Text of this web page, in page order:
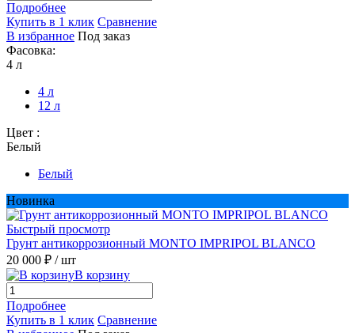
Подробнее
Купить в 1 клик Сравнение
В избранное Под заказ
Фасовка:
4 л
4 л
12 л
Цвет :
Белый
Белый
Новинка
Быстрый просмотр
Грунт антикоррозионный MONTO IMPRIPOL BLANCO
20 000 ₽ / шт
В корзину
Подробнее
Купить в 1 клик Сравнение